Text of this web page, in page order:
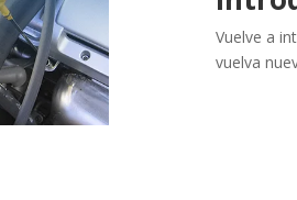
Vuelve a
vuelva